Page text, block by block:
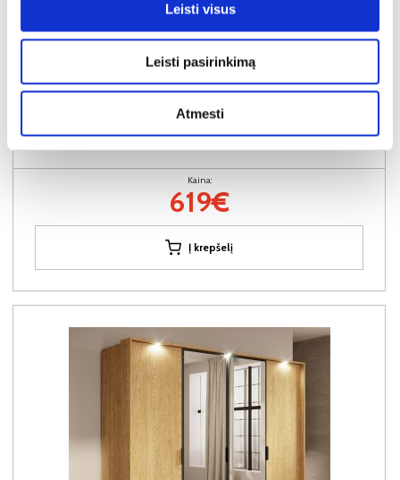
Leisti visus
Leisti pasirinkimą
Atmesti
Išmatavimai:A:210cmP:223cmG:60cm
Kaina:
619€
Į krepšelį